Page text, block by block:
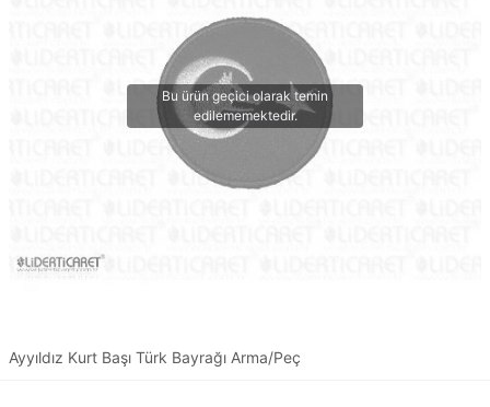
Ayyıldız Kurt Başı Türk Bayrağı Arma/Peç